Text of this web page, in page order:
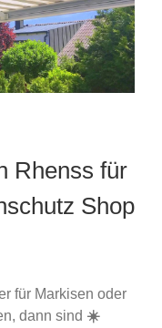
Rhenss für
Shop
für Markisen oder
dann sind ☀️